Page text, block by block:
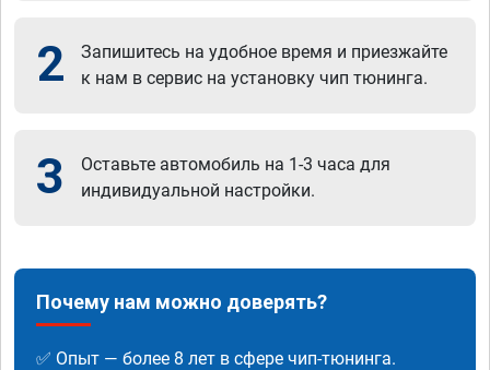
2
Запишитесь на удобное время и приезжайте
к нам в сервис на установку чип тюнинга.
3
Оставьте автомобиль на 1-3 часа для
индивидуальной настройки.
Почему нам можно доверять?
✅ Опыт — более 8 лет в сфере чип-тюнинга.